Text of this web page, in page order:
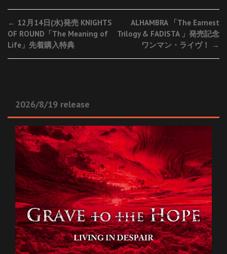
Post
navigation
← 12月14日(水)発売 KNIGHTS
OF ROUND「The Meaning of
Life」先着購入特典
ALHAMBRA 「The Earnest
Trilogy & FADISTA 」発売記念
ワンマン・ライヴ！
→
2026/8/19 release